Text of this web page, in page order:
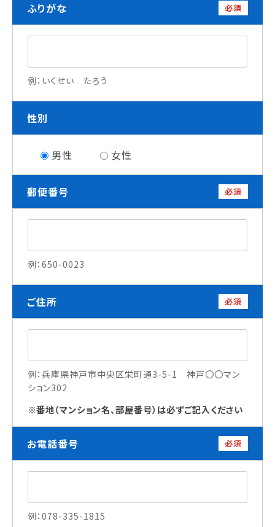
資格・就職
資格について
内定者VOICE
インターンシップ
活躍する卒業生
チャレンジプログラム
フォローアップレッスン
サマーチャレンジ実習
コンクールチャレンジ
施設・設備紹介
先生紹介
キャンパスライフ
学生カフェ営業インフォメーション
訪問者別
高校生の方へ
社会人・大学生・短大生の方へ
留学生の方へ(for Foreign Student)
各種証明書の申請について
企業担当者の方へ
保護者の方へ
ブログ
ふりがな 必須
例：いくせい たろう
性別
男性 女性
郵便番号 必須
例：650-0023
ご住所 必須
例：兵庫県神戸市中央区栄町通3-5-1 神戸〇〇マン
ション302
番地（マンション名、部屋番号）は必ずご記入ください
お電話番号 必須
例：078-335-1815